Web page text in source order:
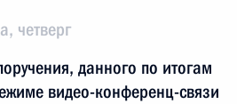
четверг
данного по итогам
видео-конференц-связи